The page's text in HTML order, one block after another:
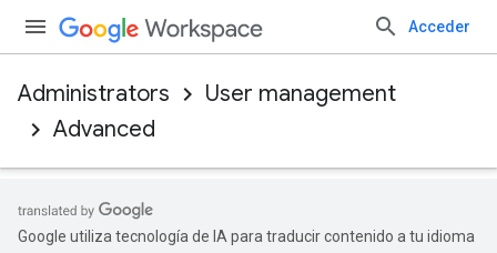
Acceder
Administrators
User management
Advanced
Google utiliza tecnología de IA para traducir contenido a tu idioma